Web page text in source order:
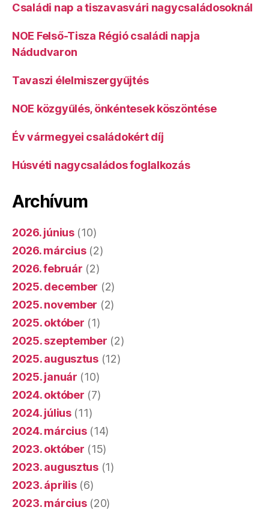
Családi nap a tiszavasvári nagycsaládosoknál
NOE Felső-Tisza Régió családi napja
Nádudvaron
Tavaszi élelmiszergyűjtés
NOE közgyűlés, önkéntesek köszöntése
Év vármegyei családokért díj
Húsvéti nagycsaládos foglalkozás
Archívum
2026. június(10)
2026. március(2)
2026. február (2)
2025. december (2)
2025. november (2)
2025. október (1)
2025. szeptember (2)
2025. augusztus(12)
2025. január (10)
2024. október (7)
2024. július(11)
2024. március(14)
2023. október (15)
2023. augusztus(1)
2023. április(6)
2023. március(20)